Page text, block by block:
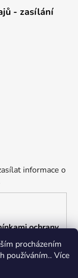
procházením
používáním.. Více
- zasílání
informace o
ochrany